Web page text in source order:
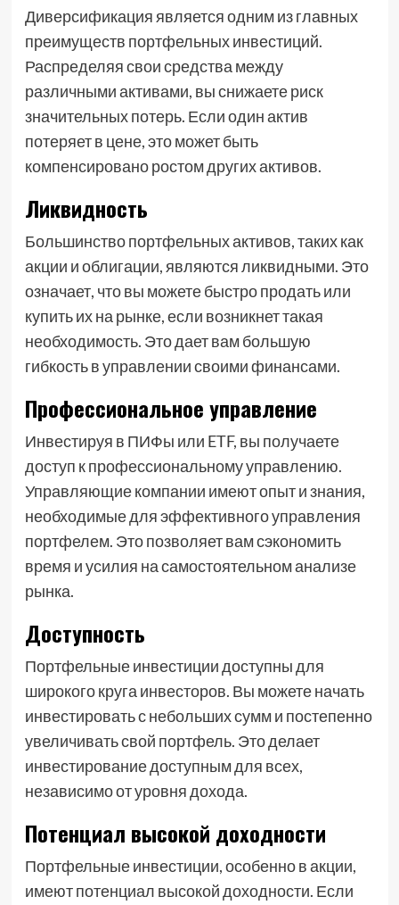
Диверсификация является одним из главных
преимуществ портфельных инвестиций.
Распределяя свои средства между
различными активами, вы снижаете риск
значительных потерь. Если один актив
потеряет в цене, это может быть
компенсировано ростом других активов.
Ликвидность
Большинство портфельных активов, таких как
акции и облигации, являются ликвидными. Это
означает, что вы можете быстро продать или
купить их на рынке, если возникнет такая
необходимость. Это дает вам большую
гибкость в управлении своими финансами.
Профессиональное управление
Инвестируя в ПИФы или ETF, вы получаете
доступ к профессиональному управлению.
Управляющие компании имеют опыт и знания,
необходимые для эффективного управления
портфелем. Это позволяет вам сэкономить
время и усилия на самостоятельном анализе
рынка.
Доступность
Портфельные инвестиции доступны для
широкого круга инвесторов. Вы можете начать
инвестировать с небольших сумм и постепенно
увеличивать свой портфель. Это делает
инвестирование доступным для всех,
независимо от уровня дохода.
Потенциал высокой доходности
Портфельные инвестиции, особенно в акции,
имеют потенциал высокой доходности. Если